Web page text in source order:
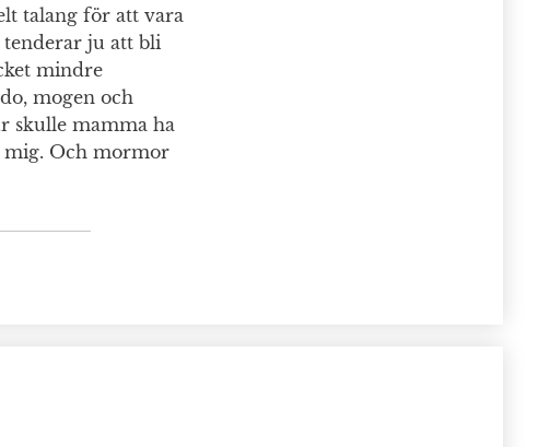
talang för att vara
ju att bli
mindre
mogen och
skulle mamma ha
mig. Och mormor